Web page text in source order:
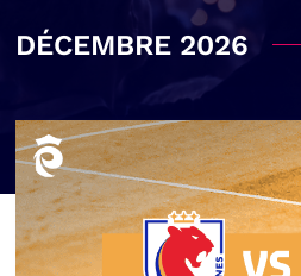
DÉCEMBRE 2026